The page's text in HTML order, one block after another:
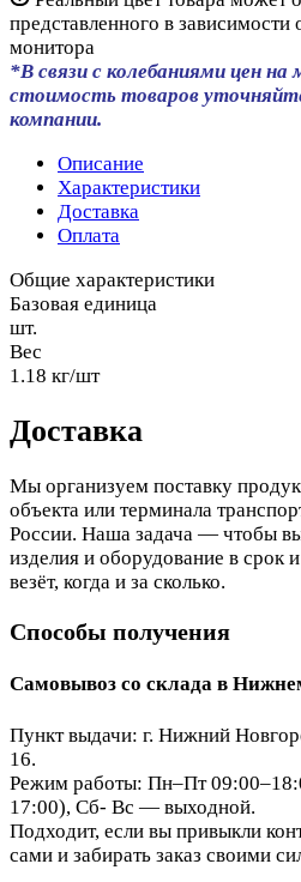
представленного в зависимости
монитора
*В связи с колебаниями цен
стоимость товаров
компании.
Описание
Характеристики
Доставка
Оплата
Общие характеристики
Базовая единица
шт.
Вес
1.18 кг/шт
Доставка
Мы организуем поставку
объекта или терминала
России. Наша задача — чтобы
изделия и оборудование в срок
везёт, когда и за сколько.
Способы получения
Самовывоз со склада в
Пункт выдачи: г. Нижний
16.
Режим работы: Пн–Пт
17:00), Сб- Вс — выходной.
Подходит, если вы привыкли
сами и забирать заказ своими